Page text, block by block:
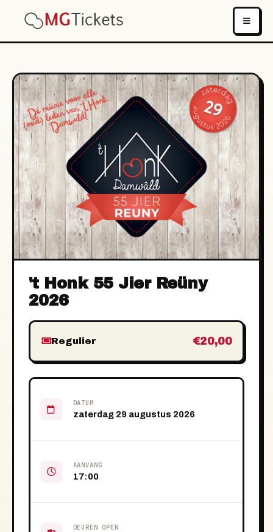
't Honk 55 Jier Reüny
2026
Regulier €20,00
DATUM
zaterdag 29 augustus 2026
AANVANG
17:00
DEUREN OPEN